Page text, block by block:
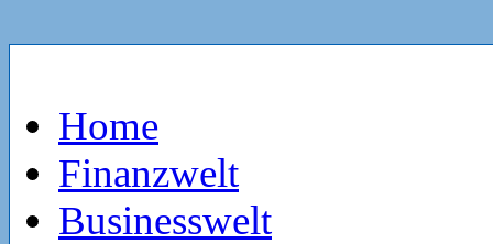
Home
Finanzwelt
Businesswelt